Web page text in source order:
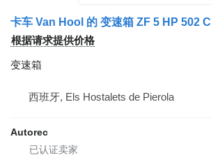
卡车 Van Hool 的 变速箱 ZF 5 HP 502 C
根据请求提供价格
变速箱
西班牙, Els Hostalets de Pierola
Autorec